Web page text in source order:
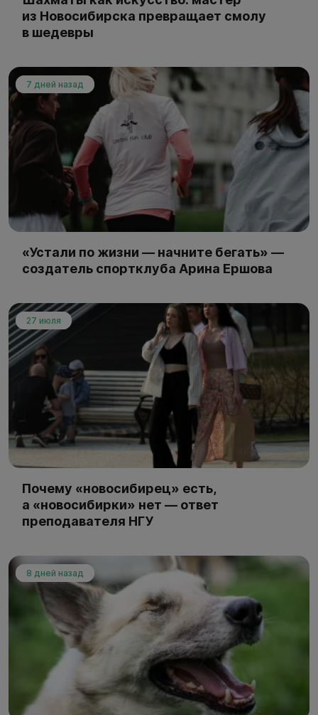
из Новосибирска превращает смолу
в шедевры
7 дней назад
«Устали по жизни — начните бегать» —
создатель спортклуба Арина Ершова
27 июля
Почему «новосибирец» есть,
а «новосибирки» нет — ответ
преподавателя НГУ
8 дней назад